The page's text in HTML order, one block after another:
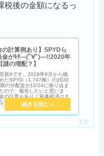
税後の金額になるっ
の計算例あり】SPYDら
金がｷﾀ―(ﾟ∀ﾟ)―!!2020年
謎の増配？】
員Xです。2019年9月から積
たSPYD（1,747株）の2020
の分配金が12/24に振り込ま
ので、報告したいと思いま
の計算もあり！実体経済はま
いのに大幅増配！！よくわか
ど、嬉しいのでヨシッ！！